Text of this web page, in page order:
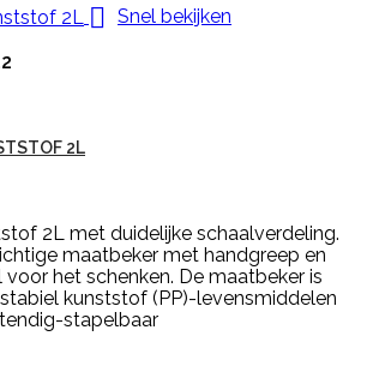
 Snel bekijken
2L
2L met duidelijke schaalverdeling.
maatbeker met handgreep en
het schenken. De maatbeker is
kunststof (PP)-levensmiddelen
stapelbaar